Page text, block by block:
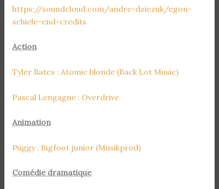
https://soundcloud.com/andre-dziezuk/egon-
schiele-end-credits
Action
Tyler Bates : Atomic blonde (Back Lot Music)
Pascal Lengagne : Overdrive
Animation
Puggy : Bigfoot junior (Musikprod)
Comédie dramatique